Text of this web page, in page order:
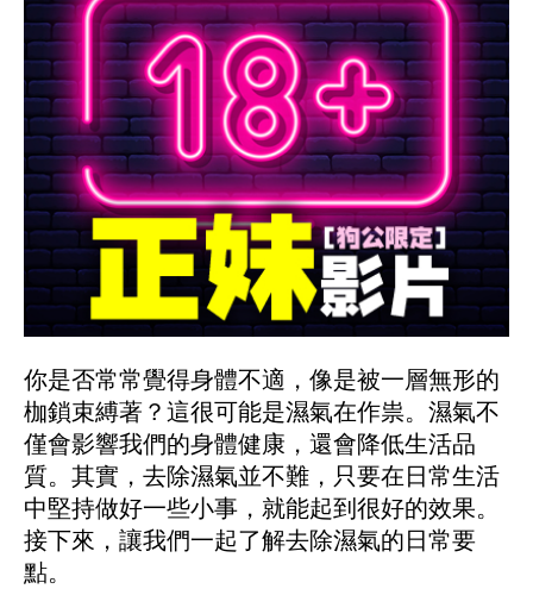
你是否常常覺得身體不適，像是被一層無形的
枷鎖束縛著？這很可能是濕氣在作祟。濕氣不
僅會影響我們的身體健康，還會降低生活品
質。其實，去除濕氣並不難，只要在日常生活
中堅持做好一些小事，就能起到很好的效果。
接下來，讓我們一起了解去除濕氣的日常要
點。